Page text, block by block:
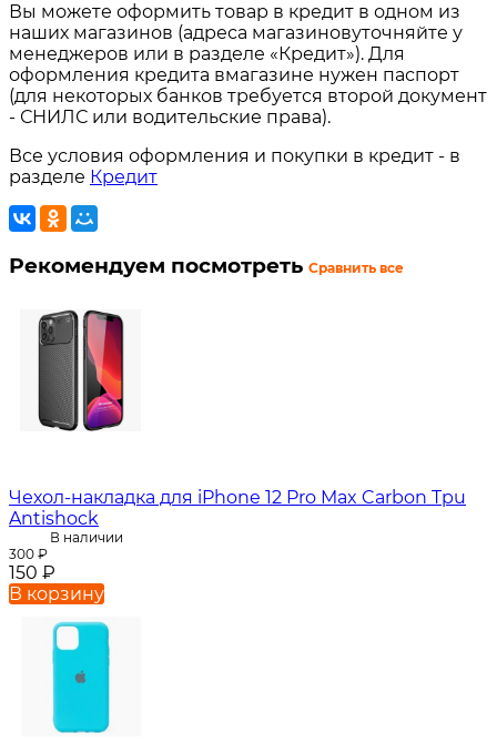
Вы можете оформить товар в кредит в одном из
наших магазинов (адреса магазиновуточняйте у
менеджеров или в разделе «Кредит»). Для
оформления кредита вмагазине нужен паспорт
(для некоторых банков требуется второй документ
- СНИЛС или водительские права).
Все условия оформления и покупки в кредит - в
разделе Кредит
Рекомендуем посмотреть Сравнить все
Чехол-накладка для iPhone 12 Pro Max Carbon Tpu
Antishock
В наличии
300 ₽
150 ₽
В корзину